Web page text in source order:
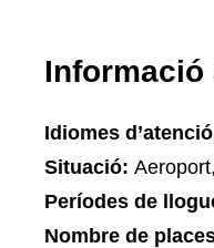
Informació
Idiomes
Situació:
Períodes de
Nombre de